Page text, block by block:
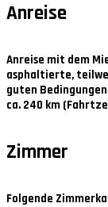
Anreise
Anreise mit dem
asphaltierte,
guten
ca. 240 km
Zimmer
Folgende